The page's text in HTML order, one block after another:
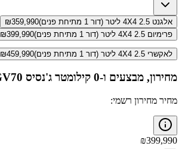
אלגנט 4X4 2.5 ליטר (דור 1 מתיחת פנים) ₪359,990
פרימיום 4X4 2.5 ליטר (דור 1 מתיחת פנים)
₪399,990
לאקשרי 4X4 2.5 ליטר (דור 1 מתיחת פנים) ₪459,990
מחירון, מבצעים ו-0 קילומטר ג'נסיס GV70
מחיר מחירון רשמי:
₪399,990